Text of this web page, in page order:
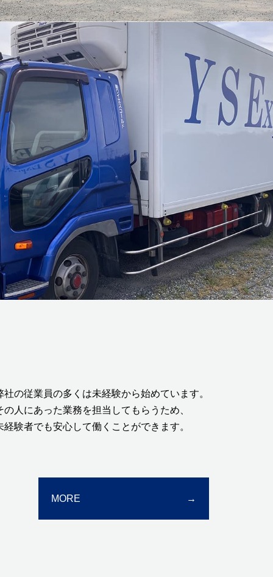
社の従業員の多くは未経験から始めています。
の人にあった業務を担当してもらうため、
経験者でも安心して働くことができます。
MORE